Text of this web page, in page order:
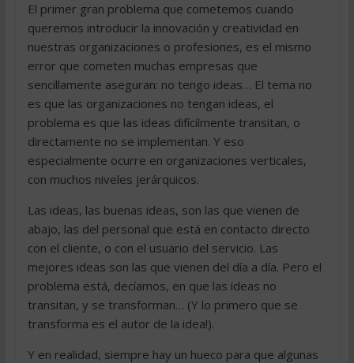
El primer gran problema que cometemos cuando
queremos introducir la innovación y creatividad en
nuestras organizaciones o profesiones, es el mismo
error que cometen muchas empresas que
sencillamente aseguran: no tengo ideas… El tema no
es que las organizaciones no tengan ideas, el
problema es que las ideas difícilmente transitan, o
directamente no se implementan. Y eso
especialmente ocurre en organizaciones verticales,
con muchos niveles jerárquicos.
Las ideas, las buenas ideas, son las que vienen de
abajo, las del personal que está en contacto directo
con el cliente, o con el usuario del servicio. Las
mejores ideas son las que vienen del día a día. Pero el
problema está, decíamos, en que las ideas no
transitan, y se transforman… (Y lo primero que se
transforma es el autor de la idea!).
Y en realidad, siempre hay un hueco para que algunas